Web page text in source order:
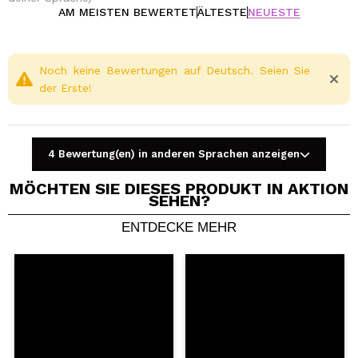
sie mit einer subtilen Farbkorrektur. Es passt zu
Neutrale Töne sehen mit beiden großartig aus.
Peach
Cruelty free.
AM MEISTEN BEWERTETÄLTESTENEUESTE
Ein Video oder Foto teilen
Dein Video könnte das erste sein. Stell es dir vor...
Noch keine Bewertungen auf Deutsch. Seien Sie
der Erste!
4 Bewertung(en) in anderen Sprachen anzeigen
MÖCHTEN SIE DIESES PRODUKT IN AKTION
SEHEN?
ENTDECKE MEHR